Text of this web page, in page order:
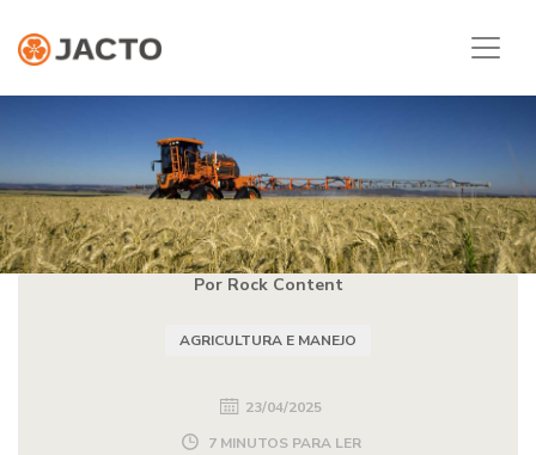
Por Rock Content
AGRICULTURA E MANEJO
23/04/2025
7 MINUTOS PARA LER